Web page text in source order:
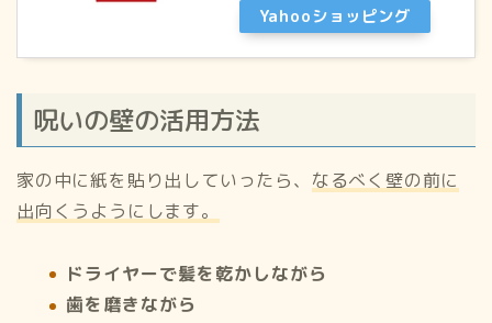
Yahooショッピング
呪いの壁の活用方法
家の中に紙を貼り出していったら、 なるべく壁の前に
出向くうようにします。
ドライヤーで髪を乾かしながら
歯を磨きながら